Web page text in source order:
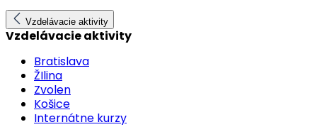
Vzdelávacie aktivity
Vzdelávacie aktivity
Bratislava
ŽIlina
Zvolen
Košice
Internátne kurzy